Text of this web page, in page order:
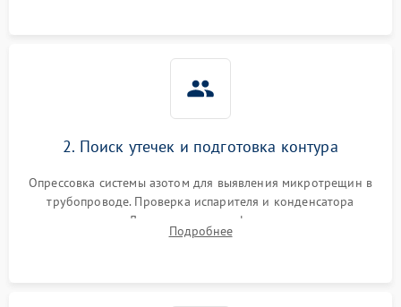
1800 ₽
2. Поиск утечек и подготовка контура
Опрессовка системы азотом для выявления микротрещин в
трубопроводе. Проверка испарителя и конденсатора
течеискателем. Демонтаж старого фильтра-осушителя и
продувка капиллярной трубки для устранения засоров.
Подробнее